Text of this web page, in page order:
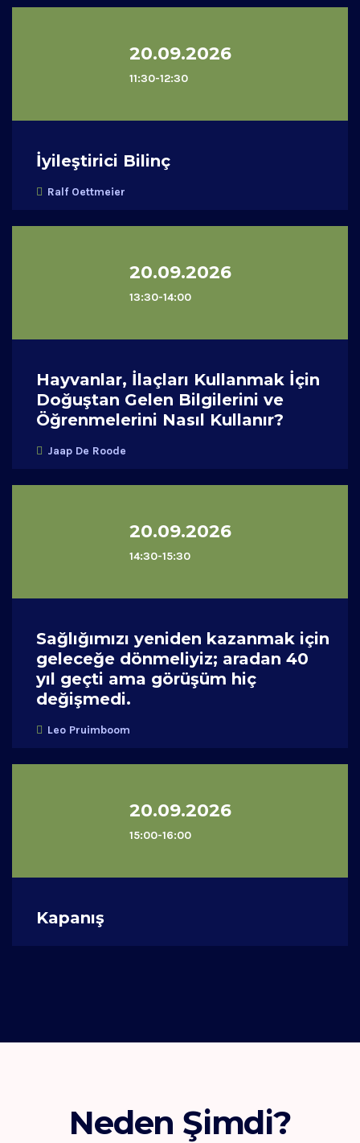
20.09.2026
11:30-12:30
İyileştirici Bilinç
Ralf Oettmeier
20.09.2026
13:30-14:00
Hayvanlar, İlaçları Kullanmak İçin
Doğuştan Gelen Bilgilerini ve
Öğrenmelerini Nasıl Kullanır?
Jaap De Roode
20.09.2026
14:30-15:30
Sağlığımızı yeniden kazanmak için
geleceğe dönmeliyiz; aradan 40
yıl geçti ama görüşüm hiç
değişmedi.
Leo Pruimboom
20.09.2026
15:00-16:00
Kapanış
Neden Şimdi?